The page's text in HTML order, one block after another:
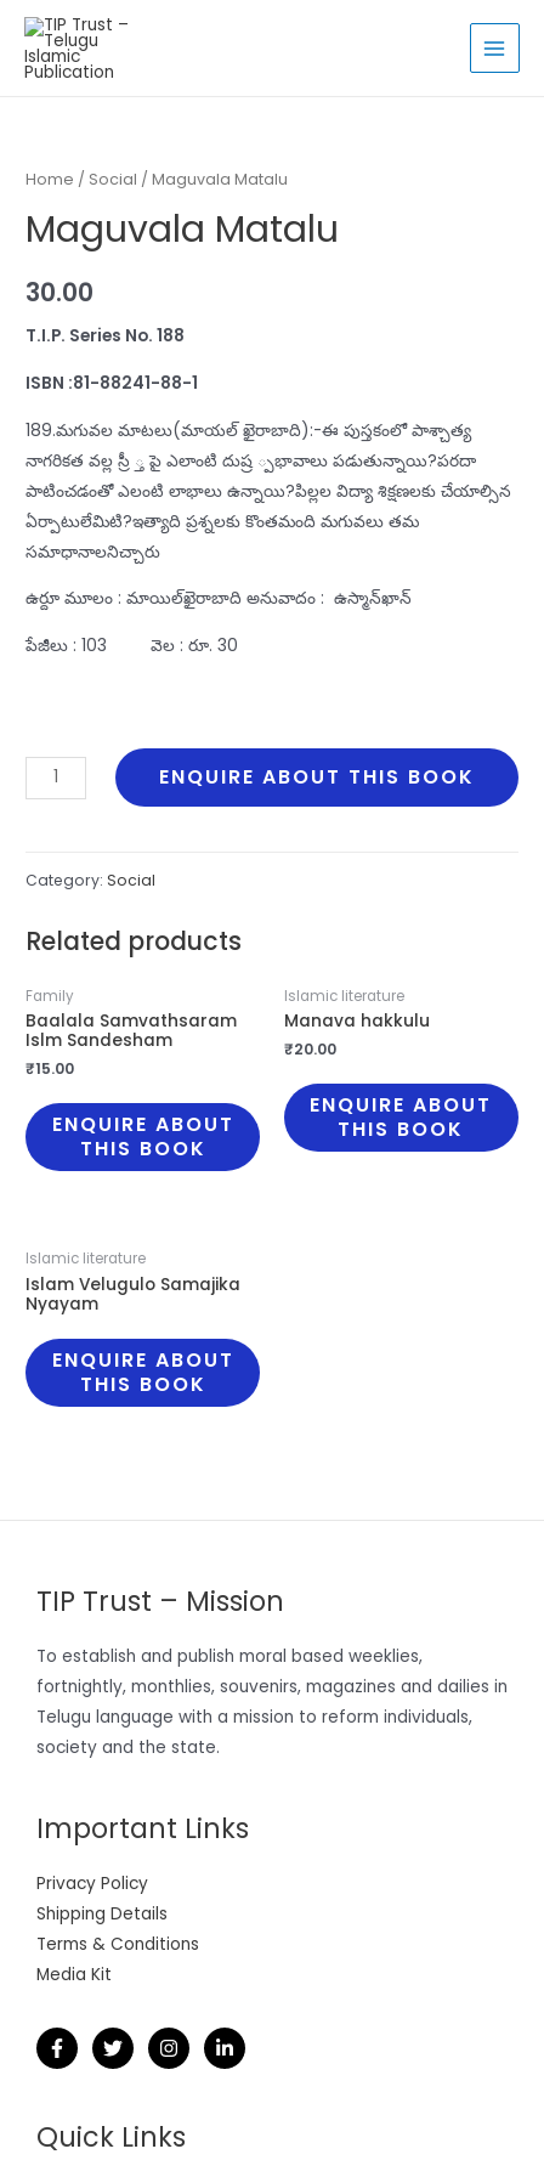
Skip
content
Home / Social / Maguvala Matalu
Maguvala Matalu
30.00
T.I.P. Series No. 188
ISBN :81-88241-88-1
189.మగువల మాటలు(మాయల్‌ ఖైరాబాది):-ఈ పుస్తకంలో పాశ్చాత్య
నాగరికత వల్ల స్రీ ్త పై ఎలాంటి దుష్ర ్పభావాలు పడుతున్నాయి?పరదా
పాటించడంతో ఎలంటి లాభాలు ఉన్నాయి?పిల్లల విద్యా శిక్షణలకు చేయాల్సిన
ఏర్పాటులేమిటి?ఇత్యాది ప్రశ్నలకు కొంతమంది మగువలు తమ
సమాధానాలనిచ్చారు
ఉర్దూ మూలం : మాయిల్‌ఖైరాబాది అనువాదం : ఉస్మాన్‌ఖాన్‌
పేజీలు : 103 వెల : రూ. 30
Maguvala
Matalu
ENQUIRE ABOUT THIS BOOK
Category:Social
Related products
Family
Baalala Samvathsaram
Islm Sandesham
₹15.00
ENQUIRE ABOUT
THIS BOOK
Islamic literature
Manava hakkulu
₹20.00
ENQUIRE ABOUT
THIS BOOK
Islamic literature
Islam Velugulo Samajika
Nyayam
ENQUIRE ABOUT
THIS BOOK
TIP Trust – Mission
To establish and publish moral based weeklies,
fortnightly, monthlies, souvenirs, magazines and dailies in
Telugu language with a mission to reform individuals,
society and the state.
Important Links
Privacy Policy
Shipping Details
Terms & Conditions
Media Kit
Quick Links